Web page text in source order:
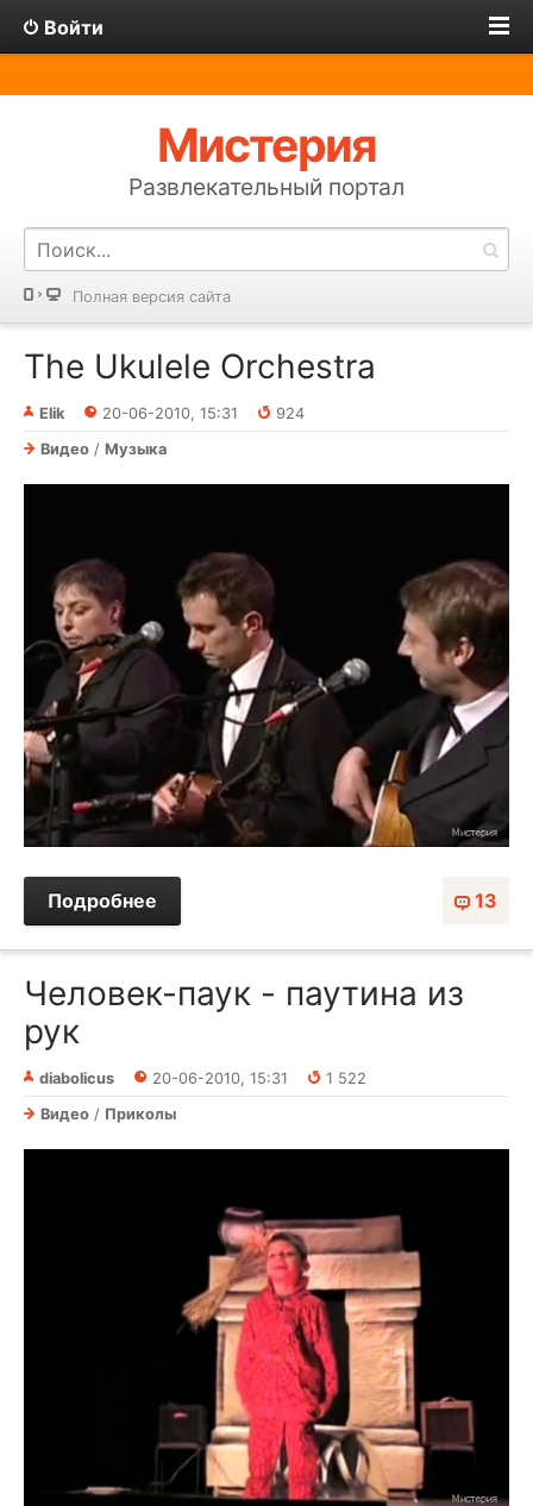
Войти
Мистерия
Развлекательный портал
Полная версия сайта
The Ukulele Orchestra
Elik 20-06-2010, 15:31
924
Видео / Музыка
13
Подробнее
Человек-паук - паутина из
рук
diabolicus 20-06-2010, 15:31
1 522
Видео / Приколы